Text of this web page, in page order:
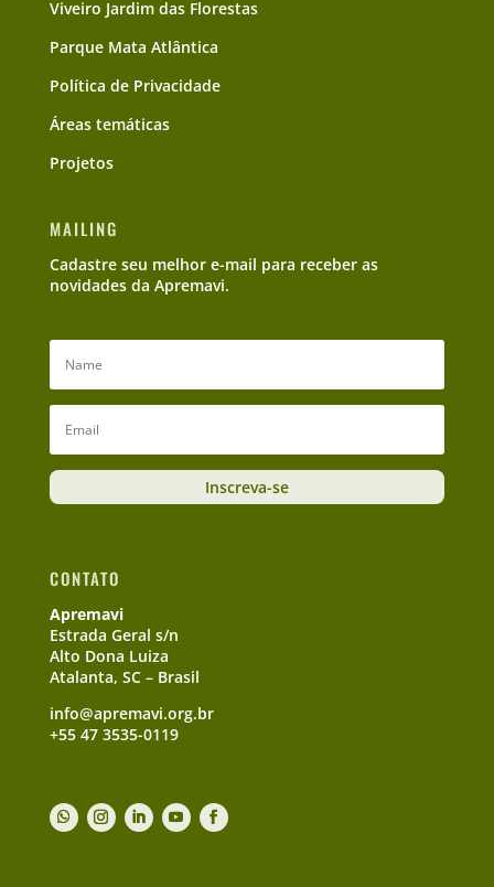
Viveiro Jardim das Florestas
Parque Mata Atlântica
Política de Privacidade
Áreas temáticas
Projetos
MAILING
Cadastre seu melhor e-mail para receber as
novidades da Apremavi.
Inscreva-se
CONTATO
Apremavi
Estrada Geral s/n
Alto Dona Luiza
Atalanta, SC – Brasil
info@apremavi.org.br
+55 47 3535-0119